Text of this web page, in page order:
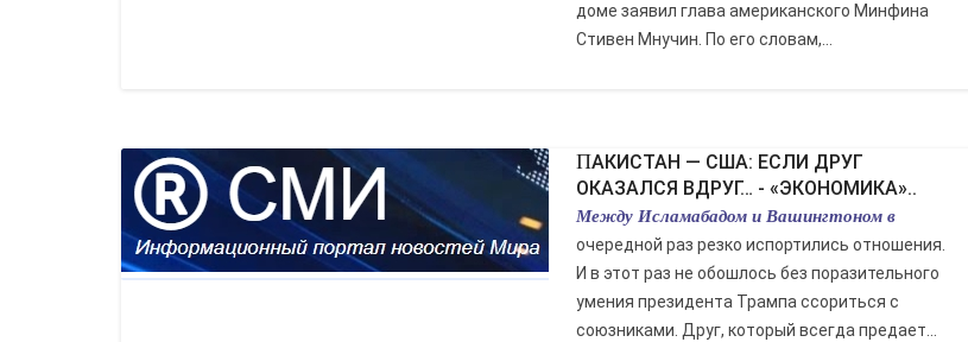
доме заявил глава американского Минфина
Стивен Мнучин. По его словам,...
ПАКИСТАН — США: ЕСЛИ ДРУГ
ОКАЗАЛСЯ ВДРУГ… - «ЭКОНОМИКА»..
Между Исламабадом и Вашингтоном в
очередной раз резко испортились отношения.
И в этот раз не обошлось без поразительного
умения президента Трампа ссориться с
союзниками. Друг, который всегда предает...